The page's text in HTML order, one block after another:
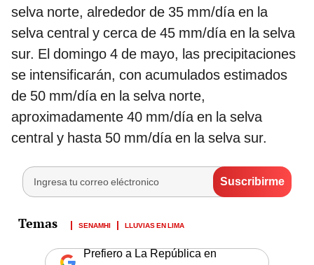
selva norte, alrededor de 35 mm/día en la
selva central y cerca de 45 mm/día en la selva
sur. El domingo 4 de mayo, las precipitaciones
se intensificarán, con acumulados estimados
de 50 mm/día en la selva norte,
aproximadamente 40 mm/día en la selva
central y hasta 50 mm/día en la selva sur.
SENAMHI LLUVIAS EN LIMA
Prefiero a La República en